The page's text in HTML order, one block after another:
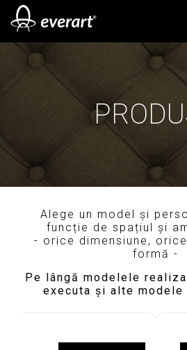
Alege un model și
funcție de spațiul și
- orice dimensiune,
formă -
Pe lângă modelele
executa și alte modele